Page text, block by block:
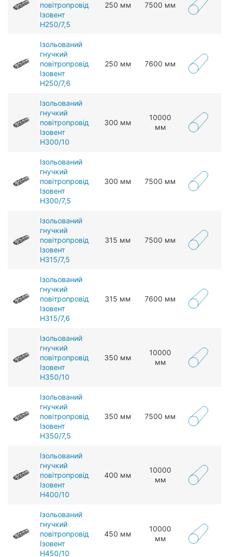
повітропровід
Ізовент
Н250/7,5
250 мм 7500 мм
Ізольований
гнучкий
повітропровід
Ізовент
Н250/7,6
250 мм 7600 мм
Ізольований
гнучкий
повітропровід
Ізовент
Н300/10
300 мм
10000
мм
Ізольований
гнучкий
повітропровід
Ізовент
Н300/7,5
300 мм 7500 мм
Ізольований
гнучкий
повітропровід
Ізовент
Н315/7,5
315 мм 7500 мм
Ізольований
гнучкий
повітропровід
Ізовент
Н315/7,6
315 мм 7600 мм
Ізольований
гнучкий
повітропровід
Ізовент
Н350/10
350 мм
10000
мм
Ізольований
гнучкий
повітропровід
Ізовент
Н350/7,5
350 мм 7500 мм
Ізольований
гнучкий
повітропровід
Ізовент
Н400/10
400 мм
10000
мм
Ізольований
гнучкий
повітропровід
Ізовент
Н450/10
450 мм
10000
мм